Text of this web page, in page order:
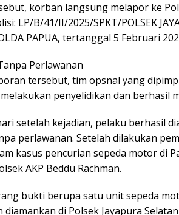
korban langsung melapor ke
LP/B/41/II/2025/SPKT/POLSEK
PAPUA, tertanggal 5 Februari
Perlawanan
tersebut, tim opsnal yang
melakukan penyelidikan dan berhasil
setelah kejadian, pelaku berhasil
perlawanan. Setelah dilakukan
kasus pencurian sepeda motor di
AKP Beddu Rachman.
bukti berupa satu unit sepeda
diamankan di Polsek Jayapura